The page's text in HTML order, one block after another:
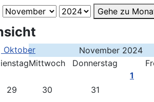
Gehe zu
Oktober
November 2024
Mittwoch Donnerstag
29 30 31
1